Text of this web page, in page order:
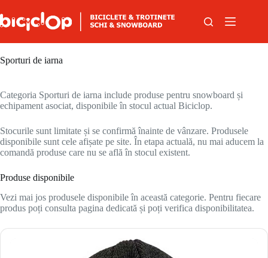
Sporturi de iarna
Categoria Sporturi de iarna include produse pentru snowboard și
echipament asociat, disponibile în stocul actual Biciclop.
Stocurile sunt limitate și se confirmă înainte de vânzare. Produsele
disponibile sunt cele afișate pe site. În etapa actuală, nu mai aducem la
comandă produse care nu se află în stocul existent.
Produse disponibile
Vezi mai jos produsele disponibile în această categorie. Pentru fiecare
produs poți consulta pagina dedicată și poți verifica disponibilitatea.